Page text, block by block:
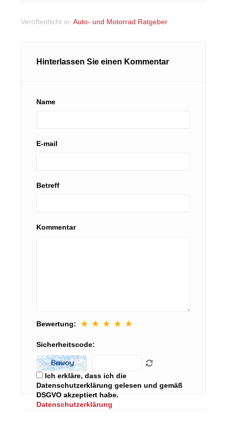
Veröffentlicht in: Auto- und Motorrad Ratgeber
Hinterlassen Sie einen Kommentar
Name
E-mail
Betreff
Kommentar
Bewertung: ★ ★ ★ ★ ★
Sicherheitscode:
Ich erkläre, dass ich die
Datenschutzerklärung gelesen und gemäß
DSGVO akzeptiert habe.
Datenschutzerklärung